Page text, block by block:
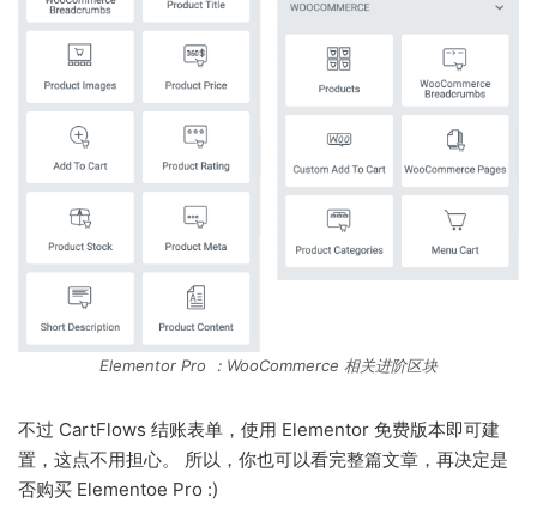
Elementor Pro ：WooCommerce 相关进阶区块
不过 CartFlows 结账表单，使用 Elementor 免费版本即可建
置，这点不用担心。 所以，你也可以看完整篇文章，再决定是
否购买 Elementoe Pro :)